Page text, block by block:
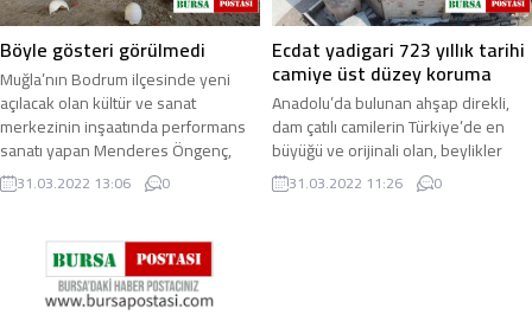
Böyle gösteri görülmedi
Muğla’nın Bodrum ilçesinde yeni
açılacak olan kültür ve sanat
merkezinin inşaatında performans
sanatı yapan Menderes Öngenç,
izleyenleri şoke ...
31.03.2022 13:06 0
Ecdat yadigari 723 yıllık tarihi
camiye üst düzey koruma
Anadolu’da bulunan ahşap direkli,
dam çatılı camilerin Türkiye’de en
büyüğü ve orijinali olan, beylikler
döneminin şaheseri Konya’nın
Beyşehir ...
31.03.2022 11:26 0